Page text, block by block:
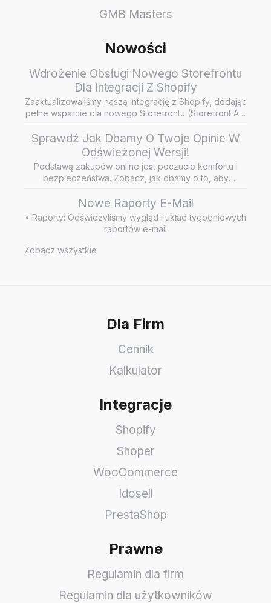
GMB Masters
Nowości
Wdrożenie Obsługi Nowego Storefrontu
Dla Integracji Z Shopify
Zaaktualizowaliśmy naszą integrację z Shopify, dodając
pełne wsparcie dla nowego Storefrontu (Storefront API
Sprawdź Jak Dbamy O Twoje Opinie W
Odświeżonej Wersji!
Podstawą zakupów online jest poczucie komfortu i
bezpieczeństwa. Zobacz, jak dbamy o to, aby
Nowe Raporty E-Mail
• Raporty: Odświeżyliśmy wygląd i układ tygodniowych
raportów e-mail
Zobacz wszystkie
Dla Firm
Cennik
Kalkulator
Integracje
Shopify
Shoper
WooCommerce
Idosell
PrestaShop
Prawne
Regulamin dla firm
Regulamin dla użytkowników